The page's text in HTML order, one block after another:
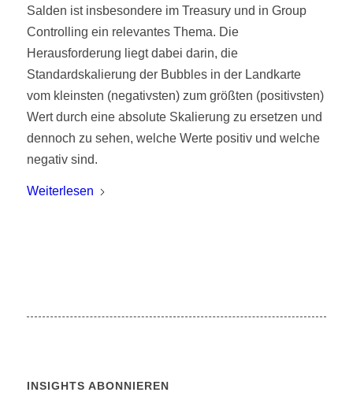
Salden ist insbesondere im Treasury und in Group
Controlling ein relevantes Thema. Die
Herausforderung liegt dabei darin, die
Standardskalierung der Bubbles in der Landkarte
vom kleinsten (negativsten) zum größten (positivsten)
Wert durch eine absolute Skalierung zu ersetzen und
dennoch zu sehen, welche Werte positiv und welche
negativ sind.
Weiterlesen
INSIGHTS ABONNIEREN